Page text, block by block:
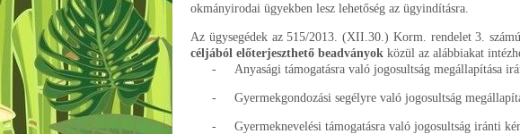
okmányirodai ügyekben lesz lehetőség az ügyindításra.
Az ügysegédek az 515/2013. (XII.30.) Korm. rendelet 3.
céljából előterjeszthető beadványok közül az alábbiakat
-
Anyasági támogatásra való jogosultság megállapítása
- Gyermekgondozási segélyre való jogosultság
- Gyermeknevelési támogatásra való jogosultság iránti